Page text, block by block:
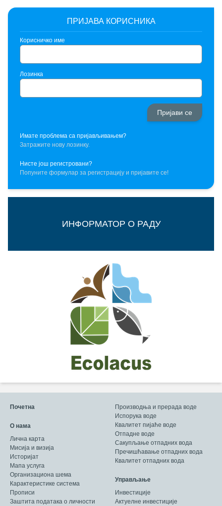
ПРИЈАВА КОРИСНИКА
Корисничко име
Лозинка
Имате проблема са пријављивањем?
Затражите нову лозинку.
Нисте још регистровани?
Попуните формулар за регистрацију и пријавите се!
ИНФОРМАТОР О РАДУ
Почетна
О нама
Лична карта
Мисија и визија
Историјат
Мапа услуга
Организациона шема
Карактеристике система
Прописи
Заштита података о личности
Производња и прерада воде
Испорука воде
Квалитет пијаће воде
Отпадне воде
Сакупљање отпадних вода
Пречишћавање отпадних вода
Квалитет отпадних вода
Управљање
Инвестиције
Актуелне инвестиције